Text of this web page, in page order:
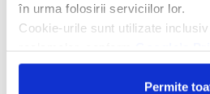
în urma folosirii serviciilor lor.
Cookie-urile sunt utilizate
Permite